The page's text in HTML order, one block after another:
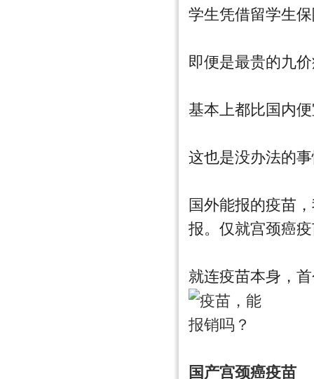
学生凭借留学生
即便是最贵的九
基本上都比国内
这也是没办法的
国外能报的疫苗
报。仅就宫颈癌
就连疫苗本身，
国产宫颈癌疫苗